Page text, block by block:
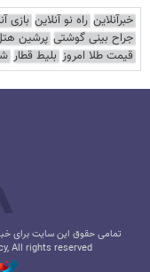
خبرآنلاین راه نو آنلاین بازی
جراح بینی گوشتی پرشین
قیمت طلا امروز بلیط قطار
تمامی حقوق این سایت برای
All rights reserved